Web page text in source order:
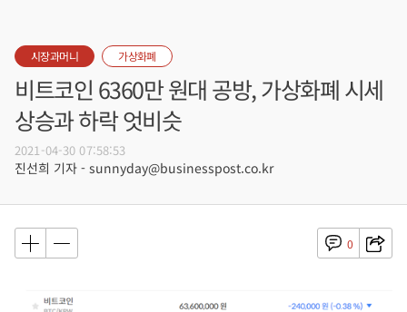
시장과머니 가상화폐
비트코인 6360만 원대 공방, 가상화폐 시세
상승과 하락 엇비슷
2021-04-30 07:58:53
진선희 기자 - sunnyday@businesspost.co.kr
0